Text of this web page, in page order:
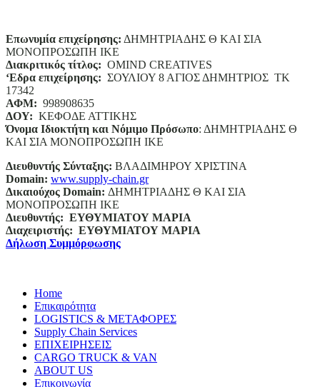
Επωνυμία επιχείρησης: ΔΗΜΗΤΡΙΑΔΗΣ Θ ΚΑΙ ΣΙΑ
ΜΟΝΟΠΡΟΣΩΠΗ ΙΚΕ
Διακριτικός τίτλος: ΟΜΙΝD CREATIVES
‘Eδρα επιχείρησης: ΣΟΥΛΙΟΥ 8 ΑΓΙΟΣ ΔΗΜΗΤΡΙΟΣ ΤΚ
17342
ΑΦΜ: 998908635
ΔΟΥ: ΚΕΦΟΔΕ ΑΤΤΙΚΗΣ
Όνομα Ιδιοκτήτη και Νόμιμο Πρόσωπο: ΔΗΜΗΤΡΙΑΔΗΣ Θ
ΚΑΙ ΣΙΑ ΜΟΝΟΠΡΟΣΩΠΗ ΙΚΕ
Διευθυντής Σύνταξης: ΒΛΑΔΙΜΗΡΟΥ ΧΡΙΣΤΙΝΑ
Domain: www.supply-chain.gr
Δικαιούχος Domain: ΔΗΜΗΤΡΙΑΔΗΣ Θ ΚΑΙ ΣΙΑ
ΜΟΝΟΠΡΟΣΩΠΗ ΙΚΕ
Διευθυντής: ΕΥΘΥΜΙΑΤΟΥ ΜΑΡΙΑ
Διαχειριστής: ΕΥΘΥΜΙΑΤΟΥ ΜΑΡΙΑ
Δήλωση Συμμόρφωσης
Home
Επικαιρότητα
LOGISTICS & ΜΕΤΑΦΟΡΕΣ
Supply Chain Services
ΕΠΙΧΕΙΡΗΣΕΙΣ
CARGO TRUCK & VAN
ABOUT US
Επικοινωνία